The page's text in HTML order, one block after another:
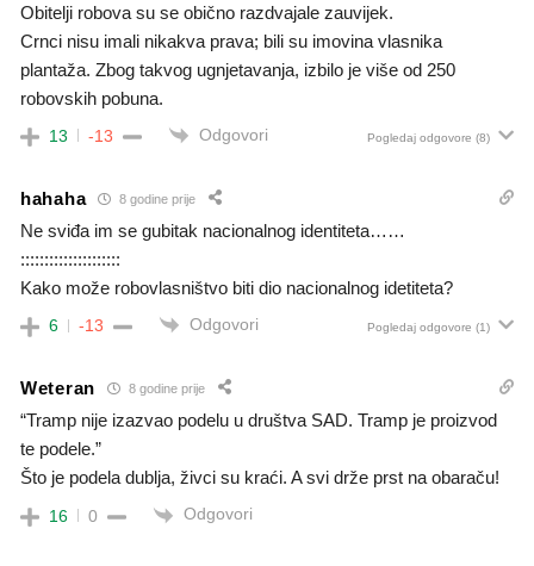
Obitelji robova su se obično razdvajale zauvijek.
Crnci nisu imali nikakva prava; bili su imovina vlasnika
plantaža. Zbog takvog ugnjetavanja, izbilo je više od 250
robovskih pobuna.
13 -13 Odgovori Pogledaj odgovore (8)
hahaha 8 godine prije
Ne sviđa im se gubitak nacionalnog identiteta……
:::::::::::::::::::::
Kako može robovlasništvo biti dio nacionalnog idetiteta?
6 -13 Odgovori Pogledaj odgovore (1)
Weteran 8 godine prije
“Tramp nije izazvao podelu u društva SAD. Tramp je proizvod
te podele.”
Što je podela dublja, živci su kraći. A svi drže prst na obaraču!
16 0 Odgovori